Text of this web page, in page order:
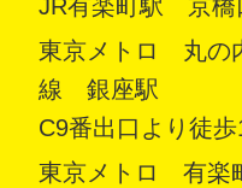
JR有楽町駅 京橋
東京メトロ 丸の
線 銀座駅
C9番出口より徒歩
東京メトロ 有楽